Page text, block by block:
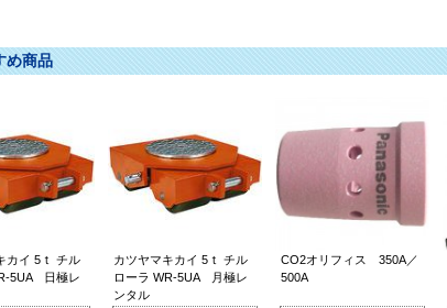
め商品
カイ 5ｔ チル
5UA 日極レ
カツヤマキカイ 5ｔ チル
ローラ WR-5UA 月極レ
ンタル
CO2オリフィス 350A／
500A